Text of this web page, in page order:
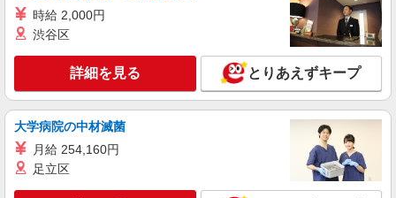
福岡県福岡市中央区／最寄駅：赤坂（福岡県）
キープ 詳細を見る
派遣社員
パーソルエクセルHRパートナーズ株式会社
カスタマーサポートのオシゴト
時給1,300円〜1,370円（経験・能力による）
時給 2,000円
渋谷区
詳細を見る とりあえずキープ
大学病院の中材滅菌
月給 254,160円
足立区